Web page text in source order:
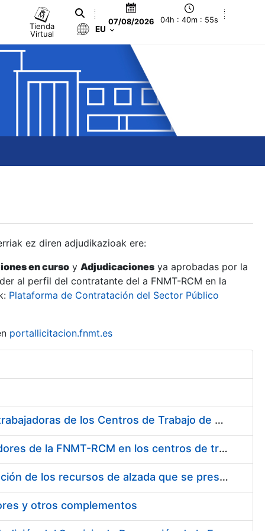
Tienda
Virtual
07/08/2026 04h : 40m : 56s
EU
ez diren adjudikazioak ere:
en curso y Adjudicaciones ya aprobadas por la
al perfil del contratante del a FNMT-RCM en la
Plataforma de Contratación del Sector Público
portallicitacion.fnmt.es
Suministro de Protectores Auditivos a medida para las personas trabajadoras de los Centros de Trabajo de Madrid y Burgos
Suministro de gafas graduadas antiproyecciones para los trabajadores de la FNMT-RCM en los centros de trabajo de Madrid y Burgos
Servicios de una empresa externa para el asesoramiento y resolución de los recursos de alzada que se presentan relacionados con procesos de selección para la FNMT-RCM
y otros complementos